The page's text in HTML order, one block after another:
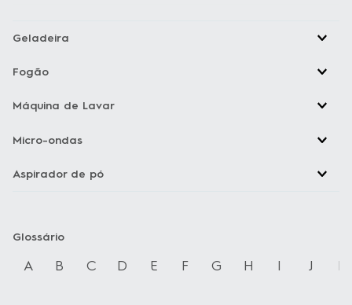
Geladeira
Fogão
Máquina de Lavar
Micro-ondas
Aspirador de pó
Glossário
A B C D E F G H I J K